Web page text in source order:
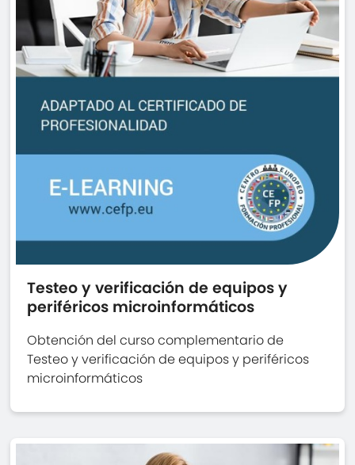
Testeo y verificación de equipos y
periféricos microinformáticos
Obtención del curso complementario de
Testeo y verificación de equipos y periféricos
microinformáticos